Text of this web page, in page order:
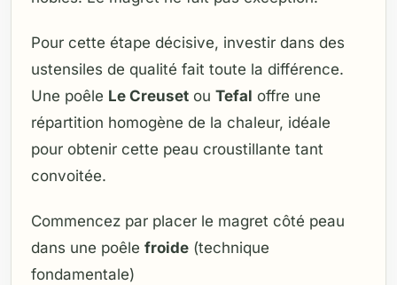
Pour cette étape décisive, investir dans des
ustensiles de qualité fait toute la différence.
Une poêle Le Creuset ou Tefal offre une
répartition homogène de la chaleur, idéale
pour obtenir cette peau croustillante tant
convoitée.
Commencez par placer le magret côté peau
dans une poêle froide (technique
fondamentale)